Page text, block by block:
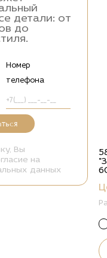
детали: от
до
Номер
телефона
Вы
на
данных